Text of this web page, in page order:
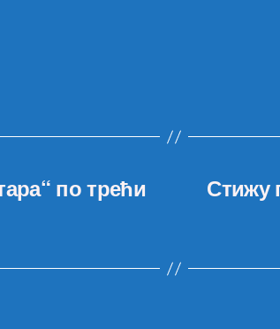
по трећи
Стижу